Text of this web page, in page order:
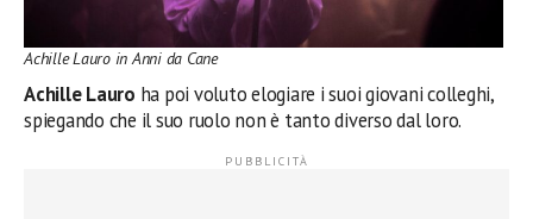
Achille Lauro in Anni da Cane
Achille Lauro ha poi voluto elogiare i suoi giovani colleghi,
spiegando che il suo ruolo non è tanto diverso dal loro.